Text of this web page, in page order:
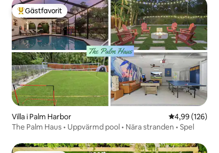
Populär gästfavorit
Gästfavorit
Villa i Palm Harbor 4,99 av 5 i
4,99 (126)
The Palm Haus • Uppvärmd pool • Nära stranden • Spel